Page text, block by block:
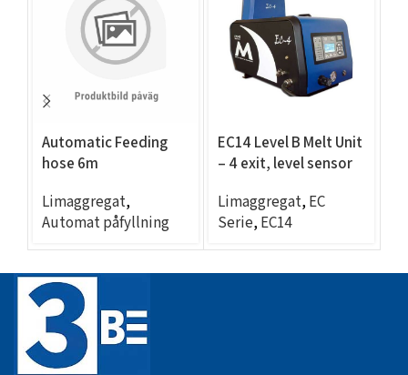
Automatic Feeding
hose 6m
Limaggregat,
Automat påfyllning
EC14 Level B Melt Unit
– 4 exit, level sensor
Limaggregat, EC
Serie, EC14